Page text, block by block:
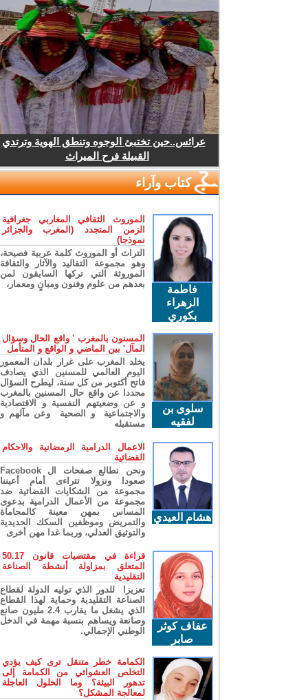
عرائس..حين تختبئ الوجوه وتنطق الهوية وترتدي
القبيلة فرح الميراث
كتاب وآراء
فاطمة
الزهراء
بكوري
الموروث الثقافي المغاربي جغرافية
الزمن المتجدد (المغرب والجزائر
نموذجا)
التراث أو الموروث كلمة عربية فصيحة،
وهو مجموعة التقاليد والآثار والثقافة
الموروثة التي تركها السابقون لمن
بعدهم من علوم وفنون ومبانٍ ومعمار،
سلوى بن
لفقيه
المسنون بالمغرب ' واقع الحال وسؤال
المآل' بين الماضي و الواقع و المتأمل
يخلد المغرب على غرار بلدان المعمور
اليوم العالمي للمسنين الذي يصادف
فاتح أكتوبر من كل سنة، ليطرح السؤال
مجددا عن واقع حال المسنين بالمغرب
و عن وضعيتهم النفسية و الاقتصادية
والاجتماعية و الصحية وعن مآلهم و
مستقبله
هشام العيدي
الاعمال الدرامية الرمضانية والاحكام
القضائية
ونحن نطالع صفحات ال Facebook
صعودا ونزولا تتراءى أمام أعيننا
مجموعة من الشكايات القضائية ضد
مجموعة من الأعمال الدرامية بدعوى
المساس بمهن معينة كالمحاماة
والتمريض وموظفين السكك الحديدية
والتوثيق العدلي، وربما غدا مهن أخرى
عفاف كوثر
صابر
قراءة في مقتضيات قانون 50.17
المتعلق بمزاولة أنشطة الصناعة
التقليدية
تعزيزا للدور الذي توليه الدولة لقطاع
الصناعة التقليدية وحماية لهذا القطاع
الذي يشغل ما يقارب 2.4 مليون صانع
وصانعة ويساهم بنسبة مهمة في الدخل
الوطني الإجمالي.
الكمامة خطر متنقل ترى كيف يؤدي
التخلص العشوائي من الكمامة إلى
تدهور البيئة؟ وما الحلول العاجلة
لمعالجة المشكل؟